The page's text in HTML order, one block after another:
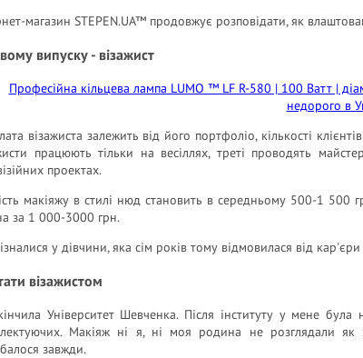
магазин STEPEN.UA™ продовжує розповідати, як
випуску - візажист
візажиста залежить від його портфоліо, кількості
працюють тільки на весіллях, треті проводять
проектах.
макіяжу в стилі нюд становить в середньому 500-1 500
за 1 000-3000 грн.
у дівчини, яка сім років тому відмовилася від
візажистом
Університет Шевченка. Після інституту у мене
Макіяж ні я, ні моя родина не розглядали
завжди.